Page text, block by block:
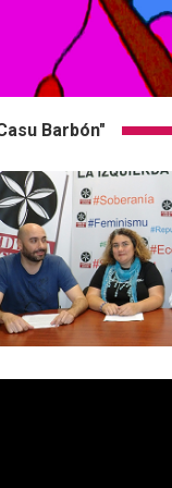
Barbón"